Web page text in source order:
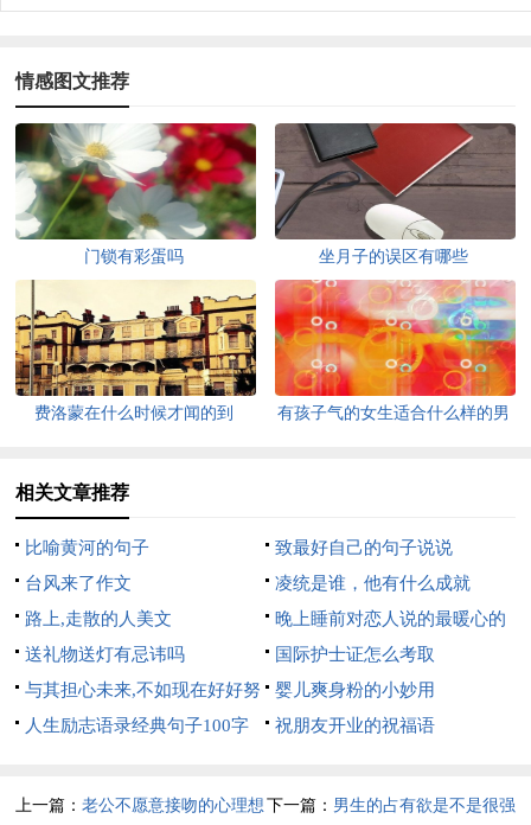
情感图文推荐
门锁有彩蛋吗 坐月子的误区有哪些
费洛蒙在什么时候才闻的到
有孩子气的女生适合什么样的男
相关文章推荐
比喻黄河的句子
致最好自己的句子说说
台风来了作文
凌统是谁，他有什么成就
路上,走散的人美文
晚上睡前对恋人说的最暖心的
话
送礼物送灯有忌讳吗
国际护士证怎么考取
与其担心未来,不如现在好好努
力美文
婴儿爽身粉的小妙用
人生励志语录经典句子100字
祝朋友开业的祝福语
上一篇：老公不愿意接吻的心理想 下一篇： 男生的占有欲是不是很强